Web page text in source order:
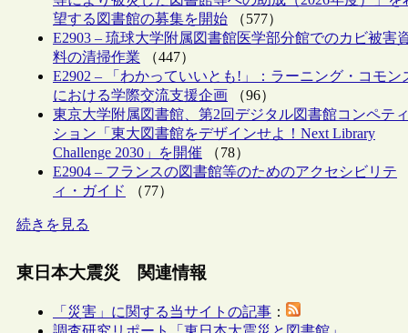
望する図書館の募集を開始 （577）
E2903 – 琉球大学附属図書館医学部分館でのカビ被害
料の清掃作業 （447）
E2902 – 「わかっていいとも!」：ラーニング・コモン
における学際交流支援企画 （96）
東京大学附属図書館、第2回デジタル図書館コンペティ
ション「東大図書館をデザインせよ！Next Library
Challenge 2030」を開催 （78）
E2904 – フランスの図書館等のためのアクセシビリテ
ィ・ガイド
（77）
続きを見る
東日本大震災 関連情報
「災害」に関する当サイトの記事 ：